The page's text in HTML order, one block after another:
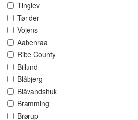
Tinglev
Tønder
Vojens
Aabenraa
Ribe County
Billund
Blåbjerg
Blåvandshuk
Bramming
Brørup